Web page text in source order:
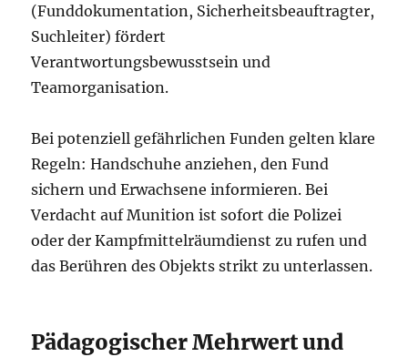
(Funddokumentation, Sicherheitsbeauftragter,
Suchleiter) fördert
Verantwortungsbewusstsein und
Teamorganisation.
Bei potenziell gefährlichen Funden gelten klare
Regeln: Handschuhe anziehen, den Fund
sichern und Erwachsene informieren. Bei
Verdacht auf Munition ist sofort die Polizei
oder der Kampfmittelräumdienst zu rufen und
das Berühren des Objekts strikt zu unterlassen.
Pädagogischer Mehrwert und